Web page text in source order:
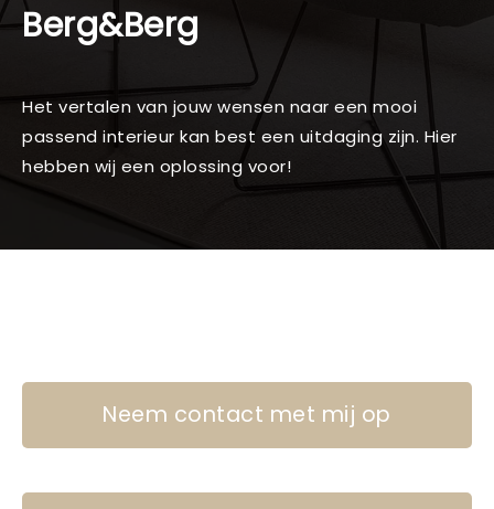
Berg&Berg
Het vertalen van jouw wensen naar een mooi
passend interieur kan best een uitdaging zijn. Hier
hebben wij een oplossing voor!
Neem contact met mij op